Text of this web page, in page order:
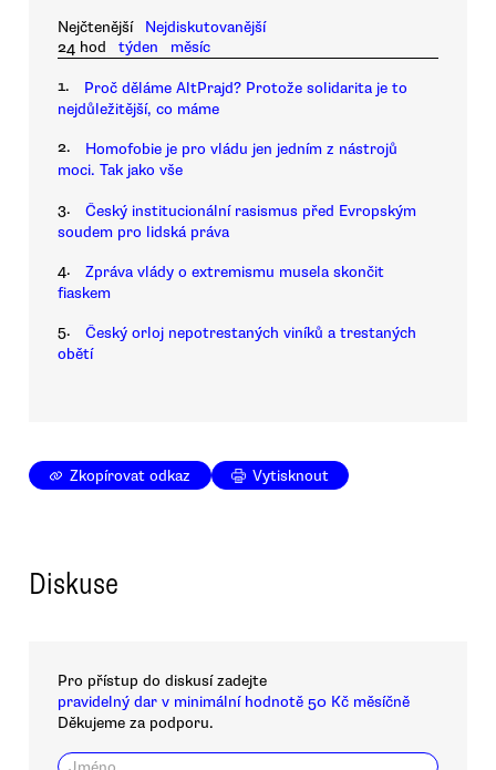
Nejčtenější
Nejdiskutovanější
24 hod
týden měsíc
1.
Proč děláme AltPrajd? Protože solidarita je to
nejdůležitější, co máme
2.
Homofobie je pro vládu jen jedním z nástrojů
moci. Tak jako vše
3.
Český institucionální rasismus před Evropským
soudem pro lidská práva
4.
Zpráva vlády o extremismu musela skončit
fiaskem
5.
Český orloj nepotrestaných viníků a trestaných
obětí
Zkopírovat odkaz Vytisknout
Diskuse
Pro přístup do diskusí zadejte
pravidelný dar v minimální hodnotě 50 Kč měsíčně
Děkujeme za podporu.